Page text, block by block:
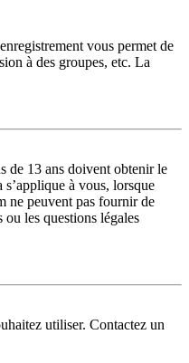
vous permet de
à des groupes, etc. La
de 13 ans doivent obtenir le
à vous, lorsque
ne peuvent pas fournir de
ou les questions légales
utiliser. Contactez un